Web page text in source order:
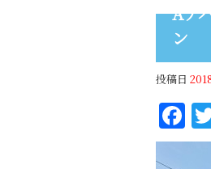
Aア
ン
投稿日